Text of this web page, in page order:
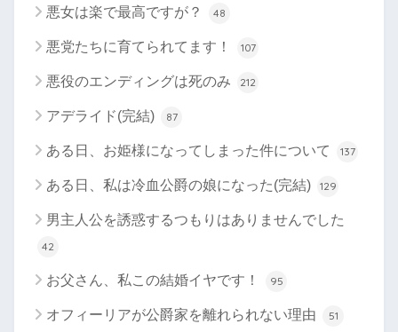
悪女は楽で最高ですが？ 48
悪党たちに育てられてます！ 107
悪役のエンディングは死のみ 212
アデライド(完結) 87
ある日、お姫様になってしまった件について 137
ある日、私は冷血公爵の娘になった(完結) 129
男主人公を誘惑するつもりはありませんでした
42
お父さん、私この結婚イヤです！ 95
オフィーリアが公爵家を離れられない理由 51